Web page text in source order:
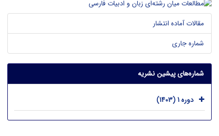
مقالات آماده انتشار
شماره جاری
شماره‌های پیشین نشریه
دوره 1 (1403)